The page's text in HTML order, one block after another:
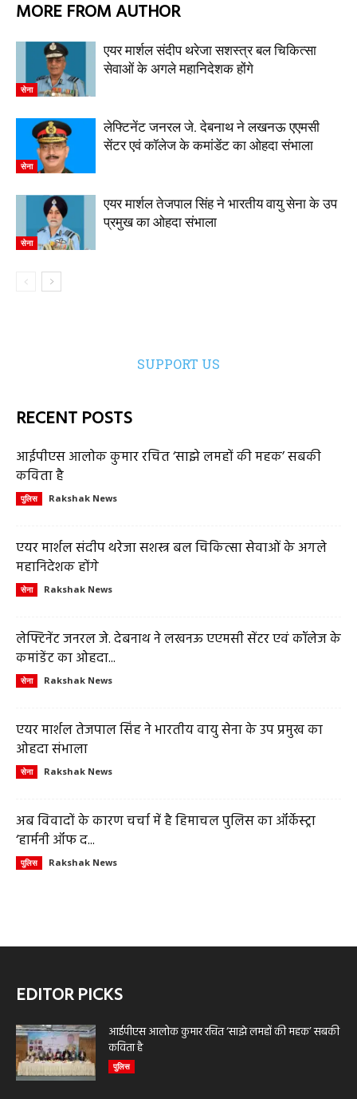
MORE FROM AUTHOR
सेना
एयर मार्शल संदीप थरेजा सशस्त्र बल चिकित्सा
सेवाओं के अगले महानिदेशक होंगे
सेना
लेफ्टिनेंट जनरल जे. देबनाथ ने लखनऊ एएमसी
सेंटर एवं कॉलेज के कमांडेंट का ओहदा संभाला
सेना
एयर मार्शल तेजपाल सिंह ने भारतीय वायु सेना के उप
प्रमुख का ओहदा संभाला
SUPPORT US
RECENT POSTS
आईपीएस आलोक कुमार रचित ‘साझे लमहों की महक’ सबकी
कविता है
पुलिस Rakshak News
एयर मार्शल संदीप थरेजा सशस्त्र बल चिकित्सा सेवाओं के अगले
महानिदेशक होंगे
सेना Rakshak News
लेफ्टिनेंट जनरल जे. देबनाथ ने लखनऊ एएमसी सेंटर एवं कॉलेज के
कमांडेंट का ओहदा...
सेना Rakshak News
एयर मार्शल तेजपाल सिंह ने भारतीय वायु सेना के उप प्रमुख का
ओहदा संभाला
सेना Rakshak News
अब विवादों के कारण चर्चा में है हिमाचल पुलिस का ऑर्केस्ट्रा
‘हार्मनी ऑफ द...
पुलिस Rakshak News
EDITOR PICKS
आईपीएस आलोक कुमार रचित ‘साझे लमहों की महक’ सबकी
कविता है
पुलिस